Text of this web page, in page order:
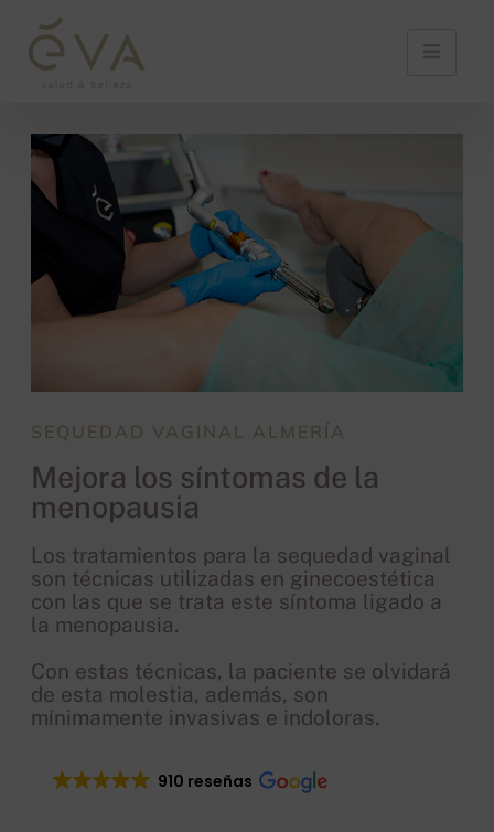
SEQUEDAD VAGINAL ALMERÍA
Mejora los síntomas de la
menopausia
Los tratamientos para la sequedad vaginal
son técnicas utilizadas en ginecoestética
con las que se trata este síntoma ligado a
la menopausia.
Con estas técnicas, la paciente se olvidará
de esta molestia, además, son
mínimamente invasivas e indoloras.
910 reseñas